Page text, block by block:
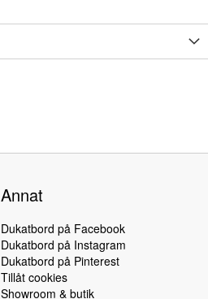
Annat
Dukatbord på Facebook
Dukatbord på Instagram
Dukatbord på Pinterest
Tillåt cookies
Showroom & butik